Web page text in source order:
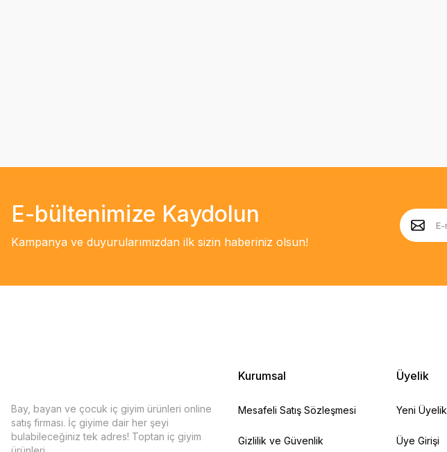
E-bültenimize Kaydolun
Kampanya ve duyurularımızdan ilk sizin haberiniz olsun!
Bay, bayan ve çocuk iç giyim ürünleri online
satış firması. İç giyime dair her şeyi
bulabileceğiniz tek adres! Toptan iç giyim
Kurumsal
Mesafeli Satış Sözleşmesi
Gizlilik ve Güvenlik
Üyelik
Yeni Üyelik
Üye Girişi